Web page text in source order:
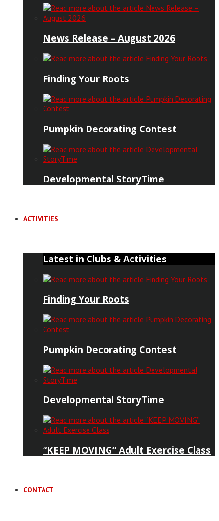
News Release – August 2026
Finding Your Roots
Pumpkin Decorating Contest
Developmental StoryTime
ACTIVITIES
Latest in Clubs & Activities
Finding Your Roots
Pumpkin Decorating Contest
Developmental StoryTime
“KEEP MOVING” Adult Exercise Class
CONTACT